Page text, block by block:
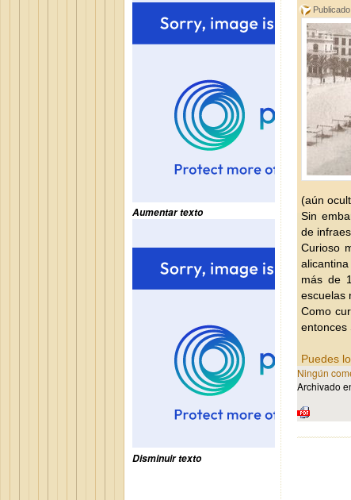
Aumentar texto
Disminuir texto
(aún
Sin
de
Curioso
más de
escuelas
Como
entonces
Puedes
Ningún
Archivado